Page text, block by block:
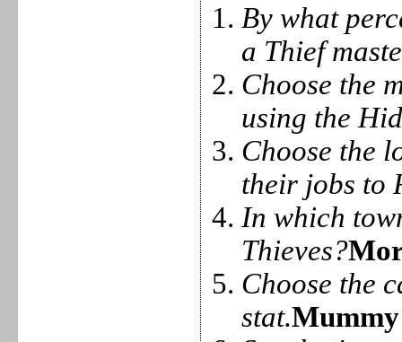
By what
a Thief
Choose the
using the
Choose the
their jobs to
In which
Thieves?
Choose the
stat.